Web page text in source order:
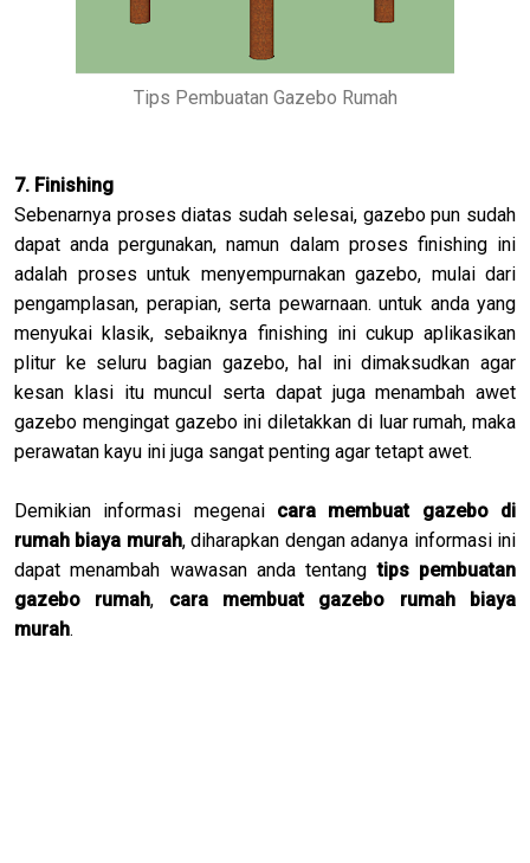
Tips Pembuatan Gazebo Rumah
7. Finishing
Sebenarnya proses diatas sudah selesai, gazebo pun sudah
dapat anda pergunakan, namun dalam proses finishing ini
adalah proses untuk menyempurnakan gazebo, mulai dari
pengamplasan, perapian, serta pewarnaan. untuk anda yang
menyukai klasik, sebaiknya finishing ini cukup aplikasikan
plitur ke seluru bagian gazebo, hal ini dimaksudkan agar
kesan klasi itu muncul serta dapat juga menambah awet
gazebo mengingat gazebo ini diletakkan di luar rumah, maka
perawatan kayu ini juga sangat penting agar tetapt awet.
Demikian informasi megenai cara membuat gazebo di
rumah biaya murah, diharapkan dengan adanya informasi ini
dapat menambah wawasan anda tentangtips pembuatan
gazebo rumah, cara membuat gazebo rumah biaya
murah.